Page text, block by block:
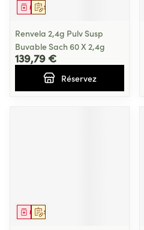
Sur prescription
Médicament
Renvela 2,4g Pulv Susp
Buvable Sach 60 X 2,4g
139,79 €
Réservez
Sur prescription
Médicament